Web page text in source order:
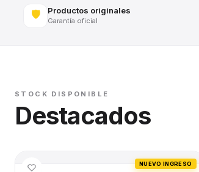
🛡️ Productos originales
Garantía oficial
STOCK DISPONIBLE
Destacados
NUEVO INGRESO